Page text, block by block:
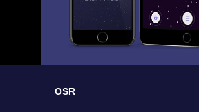
OSR